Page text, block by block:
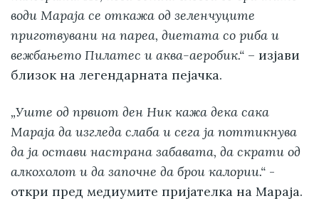
води Мараја се откажа од зеленчуците
приготвувани на пареа, диетата со риба и
вежбањето Пилатес и аква-аеробик.“ – изјави
близок на легендарната пејачка.
„Уште од првиот ден Ник кажа дека сака
Мараја да изгледа слаба и сега ја поттикнува
да ја остави настрана забавата, да скрати од
алкохолот и да започне да брои калории.“ -
откри пред медиумите пријателка на Мараја.